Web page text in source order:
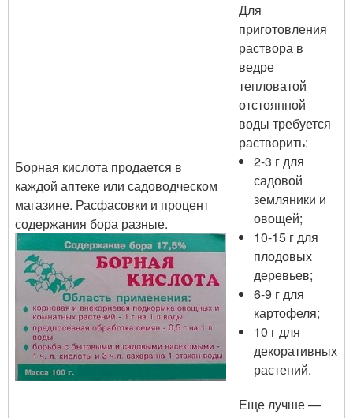
Борная кислота продается в
каждой аптеке или садоводческом
магазине. Расфасовки и процент
содержания бора разные.
Для
приготовления
раствора в
ведре
тепловатой
отстоянной
воды требуется
растворить:
2-3 г для
садовой
земляники и
овощей;
10-15 г для
плодовых
деревьев;
6-9 г для
картофеля;
10 г для
декоративных
растений.
Еще лучше —